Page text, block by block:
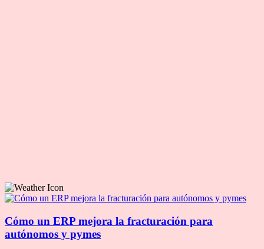
Cómo un ERP mejora la fracturación para
autónomos y pymes